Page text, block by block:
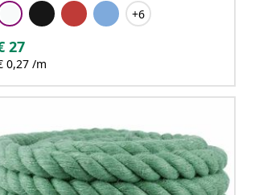
+6
27
0,27 /m